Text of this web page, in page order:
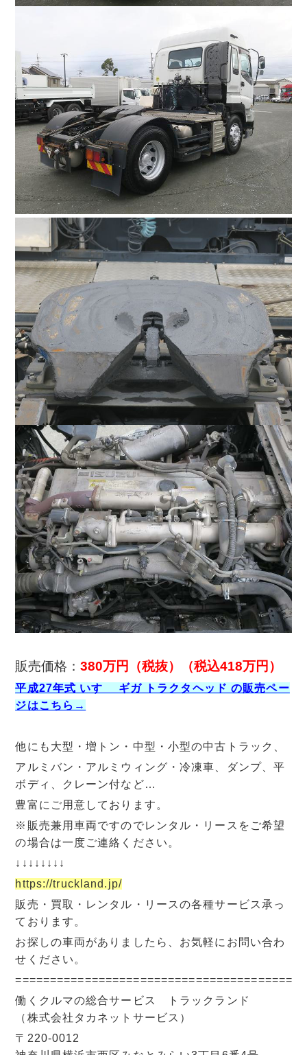
販売価格：380万円（税抜）（税込418万円）
平成27年式 いすゞ ギガ トラクタヘッド の販売ペー
ジはこちら→
他にも大型・増トン・中型・小型の中古トラック、
アルミバン・アルミウィング・冷凍車、ダンプ、平
ボディ、クレーン付など…
豊富にご用意しております。
※販売兼用車両ですのでレンタル・リースをご希望
の場合は一度ご連絡ください。
↓↓↓↓↓↓↓↓
https://truckland.jp/
販売・買取・レンタル・リースの各種サービス承っ
ております。
お探しの車両がありましたら、お気軽にお問い合わ
せください。
=========================================
働くクルマの総合サービス トラックランド
（株式会社タカネットサービス）
〒220-0012